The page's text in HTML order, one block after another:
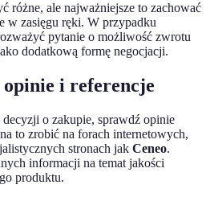
różne, ale najważniejsze to zachować
w zasięgu ręki. W przypadku
pytanie o możliwość zwrotu
dodatkową formę negocjacji.
i referencje
decyzji o zakupie, sprawdź opinie
to zrobić na forach internetowych,
stronach jak Ceneo.
informacji na temat jakości
produktu.